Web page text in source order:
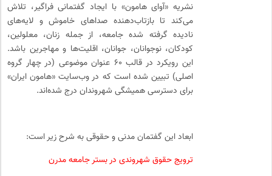
نشریه «آوای هامون» با ایجاد گفتمانی فراگیر، تلاش
می‌کند تا بازتاب‌دهنده صداهای خاموش و لایه‌های
نادیده گرفته شده جامعه، از جمله زنان، معلولین،
کودکان، نوجوانان، جوانان، اقلیت‌ها و مهاجرین باشد.
این رویکرد در قالب ۶۰ عنوان موضوعی (در چهار گروه
اصلی) تبیین شده است که در وب‌سایت «هامون ایران»
برای دسترسی همیشگی شهروندان درج شده‌اند.
ابعاد این گفتمان مدنی و حقوقی به شرح زیر است:
ترویج حقوق شهروندی در بستر جامعه مدرن